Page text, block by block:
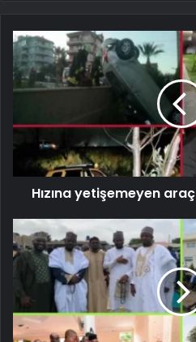
Hızına yetişemeyen